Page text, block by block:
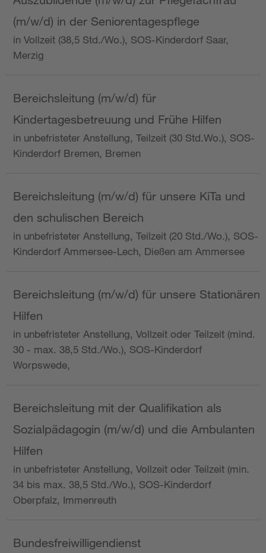
(m/w/d) in der Seniorentagespflege
in Vollzeit (38,5 Std./Wo.), SOS-Kinderdorf Saar,
Merzig
Bereichsleitung (m/w/d) für
Kindertagesbetreuung und Frühe Hilfen
in unbefristeter Anstellung, Teilzeit (30 Std.Wo.), SOS-
Kinderdorf Bremen, Bremen
Bereichsleitung (m/w/d) für unsere KiTa und
den schulischen Bereich
in unbefristeter Anstellung, Teilzeit (20 Std./Wo.), SOS-
Kinderdorf Ammersee-Lech, Dießen am Ammersee
Bereichsleitung (m/w/d) für unsere Stationären
Hilfen
in unbefristeter Anstellung, Vollzeit oder Teilzeit (mind.
30 - max. 38,5 Std./Wo.), SOS-Kinderdorf
Worpswede,
Bereichsleitung mit der Qualifikation als
Sozialpädagogin (m/w/d) und die Ambulanten
Hilfen
in unbefristeter Anstellung, Vollzeit oder Teilzeit (min.
34 bis max. 38,5 Std./Wo.), SOS-Kinderdorf
Oberpfalz, Immenreuth
Bundesfreiwilligendienst